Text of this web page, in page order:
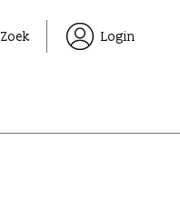
Zoek Login